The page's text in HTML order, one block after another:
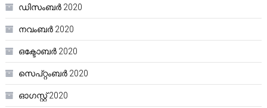
ഡിസംബർ 2020
നവംബർ 2020
ഒക്ടോബർ 2020
സെപ്റ്റംബർ 2020
ഓഗസ്റ്റ്‌ 2020